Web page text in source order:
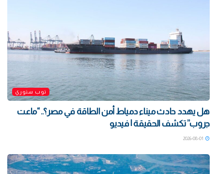
توب ستوري
هل يهدد حادث ميناء دمياط أمن الطاقة في مصر؟.. “ماعت
جروب” تكشف الحقيقة | فيديو